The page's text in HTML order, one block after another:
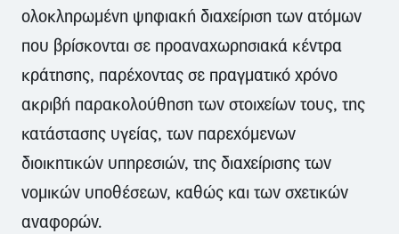
ολοκληρωμένη ψηφιακή διαχείριση των ατόμων
που βρίσκονται σε προαναχωρησιακά κέντρα
κράτησης, παρέχοντας σε πραγματικό χρόνο
ακριβή παρακολούθηση των στοιχείων τους, της
κατάστασης υγείας, των παρεχόμενων
διοικητικών υπηρεσιών, της διαχείρισης των
νομικών υποθέσεων, καθώς και των σχετικών
αναφορών.